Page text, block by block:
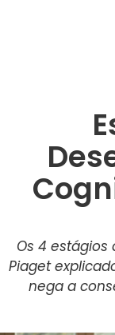
Os 4
Piaget
nega a